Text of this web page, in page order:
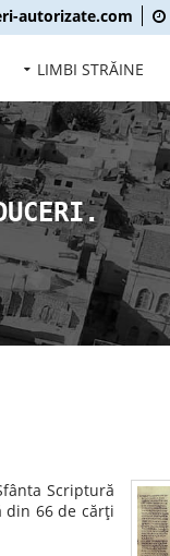
autorizate.com
LIMBI STRĂINE
Scriptură
din 66 de cărţi